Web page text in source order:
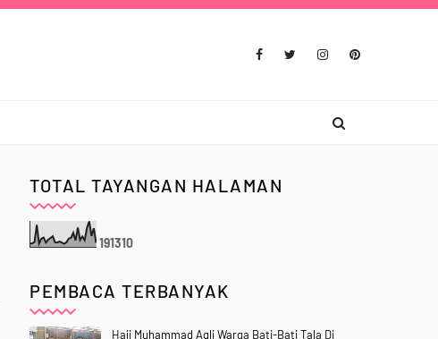
TOTAL TAYANGAN HALAMAN
191310
PEMBACA TERBANYAK
Haji Muhammad Aqli Warga Bati-Bati Tala Di